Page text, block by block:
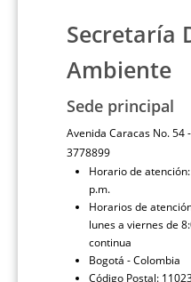
Secretaría
Ambiente
Sede principal
Avenida Caracas No. 54
3778899
Horario de
p.m.
Horarios de
lunes a viernes de
continua
Bogotá - Colombia
Código Postal: